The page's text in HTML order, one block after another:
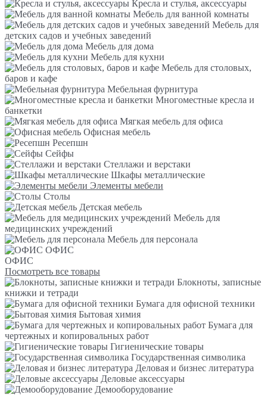
Кресла и стулья, аксессуары
Мебель для ванной комнаты
Мебель для
детских садов и учебных заведений
Мебель для дома
Мебель для кухни
Мебель для столовых,
баров и кафе
Мебельная фурнитура
Многоместные кресла и
банкетки
Мягкая мебель для офиса
Офисная мебель
Ресепшн
Сейфы
Стеллажи и верстаки
Шкафы металлические
Элементы мебели
Столы
Детская мебель
Мебель для
медицинских учреждений
Мебель для персонала
ОФИС
ОФИС
Посмотреть все товары
Блокноты, записные
книжки и тетради
Бумага для офисной техники
Бытовая химия
Бумага для
чертежных и копировальных работ
Гигиенические товары
Государственная символика
Деловая и бизнес литература
Деловые аксессуары
Демооборудование